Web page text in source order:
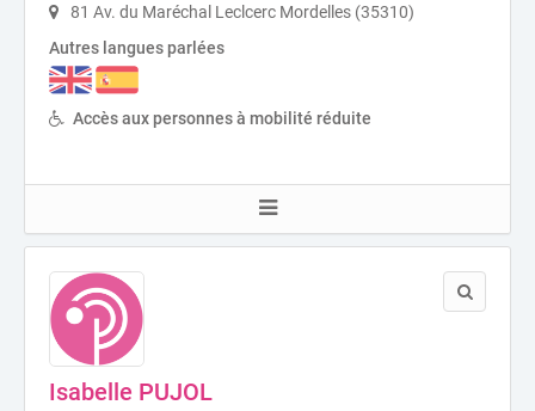
81 Av. du Maréchal Leclcerc Mordelles (35310)
Autres langues parlées
Accès aux personnes à mobilité réduite
Isabelle PUJOL